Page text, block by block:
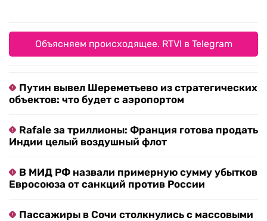
Объясняем происходящее. RTVI в Telegram
Путин вывел Шереметьево из стратегических
объектов: что будет с аэропортом
Rafale за триллионы: Франция готова продать
Индии целый воздушный флот
В МИД РФ назвали примерную сумму убытков
Евросоюза от санкций против России
Пассажиры в Сочи столкнулись с массовыми